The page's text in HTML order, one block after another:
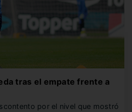
tras el empate frente a
por el nivel que mostró